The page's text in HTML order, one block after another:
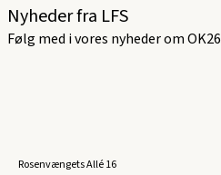
Nyheder fra LFS
Følg med i vores nyheder om OK26
Rosenvængets Allé 16